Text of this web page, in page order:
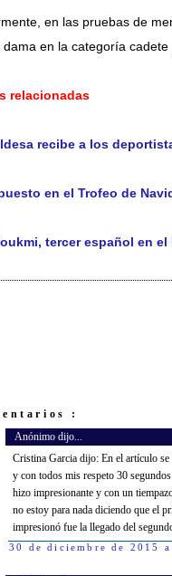
en las pruebas de
dama en la categoría cadete
relacionadas
recibe a los
en el Trofeo de
tercer español en
:
Anónimo dijo...
Cristina Garcia dijo: En el artículo
y con todos mis respeto 30
hizo impresionante y con un
no estoy para nada diciendo que el
impresionó fue la llegado del
30 de diciembre de 2015